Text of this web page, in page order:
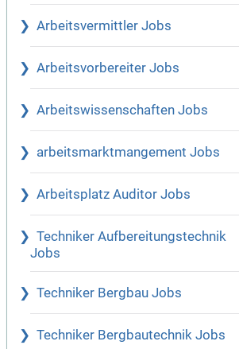
Arbeitsvermittler Jobs
Arbeitsvorbereiter Jobs
Arbeitswissenschaften Jobs
arbeitsmarktmangement Jobs
Arbeitsplatz Auditor Jobs
Techniker Aufbereitungstechnik
Jobs
Techniker Bergbau Jobs
Techniker Bergbautechnik Jobs